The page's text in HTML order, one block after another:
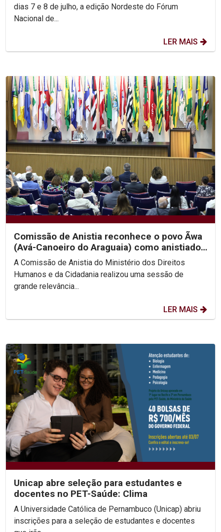
dias 7 e 8 de julho, a edição Nordeste do Fórum
Nacional de...
LER MAIS
Comissão de Anistia reconhece o povo Ãwa
(Avá-Canoeiro do Araguaia) como anistiado
político coletivo
A Comissão de Anistia do Ministério dos Direitos
Humanos e da Cidadania realizou uma sessão de
grande relevância...
LER MAIS
Unicap abre seleção para estudantes e
docentes no PET-Saúde: Clima
A Universidade Católica de Pernambuco (Unicap) abriu
inscrições para a seleção de estudantes e docentes